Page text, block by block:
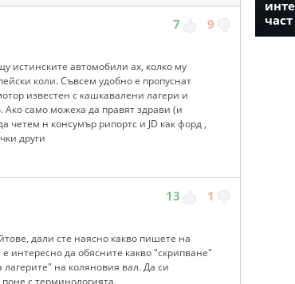
7 9
истинските автомобили ах, колко му
коли. Съвсем удобно е пропуснат
известен с кашкавалени лагери и
само можеха да правят здрави (и
н консумър рипортс и JD как форд ,
други
13 1
дали сте наясно какво пишете на
да обясните какво "скрипване"
лагерите" на коляновия вал. Да си
част